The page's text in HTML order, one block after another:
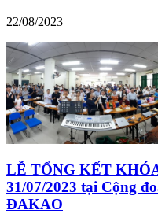
22/08/2023
LỄ TỔNG KẾT
31/07/2023 tại Cộng
ĐAKAO